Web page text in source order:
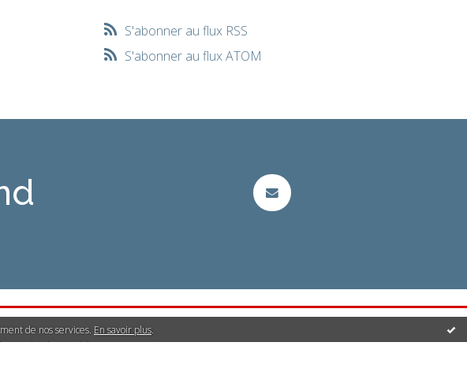
de nos services. En savoir plus.
S'abonner au flux RSS
S'abonner au flux ATOM
Les tags les plus populaires